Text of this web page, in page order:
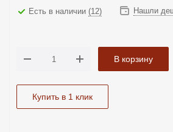
Есть в наличии (12) Нашли
В корзину
Купить в 1 клик